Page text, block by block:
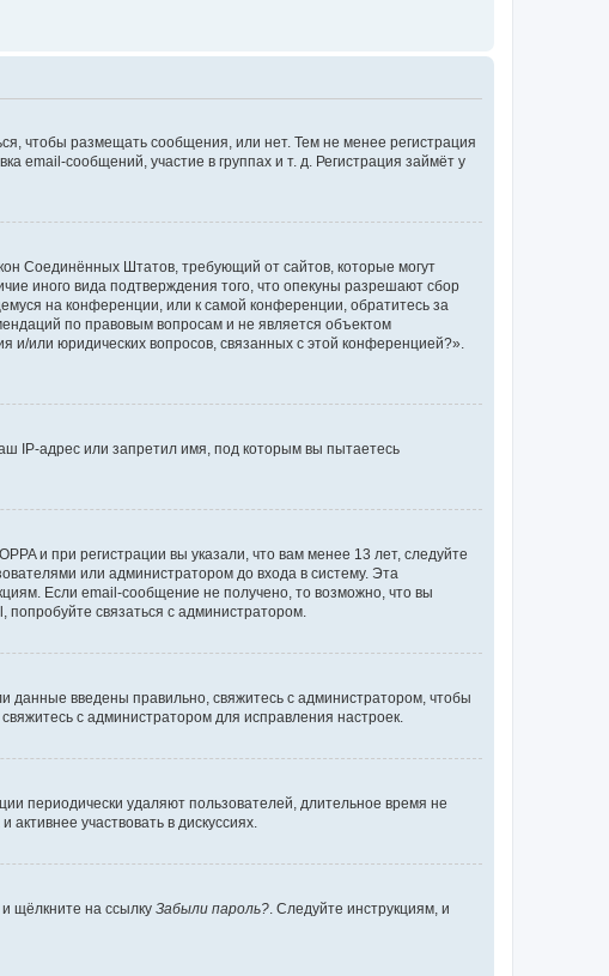
чтобы размещать сообщения, или нет. Тем не менее регистрация
сообщений, участие в группах и т. д. Регистрация займёт у
Соединённых Штатов, требующий от сайтов, которые могут
иного вида подтверждения того, что опекуны разрешают сбор
на конференции, или к самой конференции, обратитесь за
по правовым вопросам и не является объектом
и/или юридических вопросов, связанных с этой конференцией?».
IP-адрес или запретил имя, под которым вы пытаетесь
и при регистрации вы указали, что вам менее 13 лет, следуйте
или администратором до входа в систему. Эта
Если email-сообщение не получено, то возможно, что вы
связаться с администратором.
данные введены правильно, свяжитесь с администратором, чтобы
с администратором для исправления настроек.
периодически удаляют пользователей, длительное время не
участвовать в дискуссиях.
щёлкните на ссылку Забыли пароль? . Следуйте инструкциям, и